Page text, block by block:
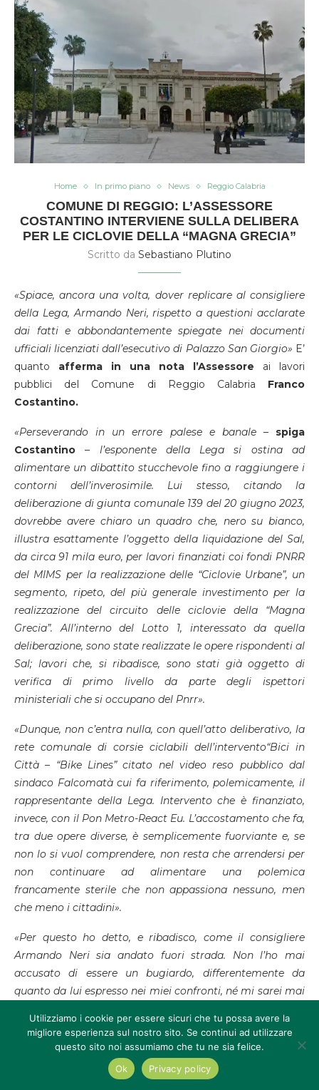
Home In primo piano News Reggio Calabria
COMUNE DI REGGIO: L’ASSESSORE
COSTANTINO INTERVIENE SULLA DELIBERA
PER LE CICLOVIE DELLA “MAGNA GRECIA”
Scritto da Sebastiano Plutino
«Spiace, ancora una volta, dover replicare al consigliere
della Lega, Armando Neri, rispetto a questioni acclarate
dai fatti e abbondantemente spiegate nei documenti
ufficiali licenziati dall’esecutivo di Palazzo San Giorgio» E’
quanto afferma in una nota l’Assessore ai lavori
pubblici del Comune di Reggio Calabria Franco
Costantino.
«Perseverando in un errore palese e banale– spiga
Costantino – l’esponente della Lega si ostina ad
alimentare un dibattito stucchevole fino a raggiungere i
contorni dell’inverosimile. Lui stesso, citando la
deliberazione di giunta comunale 139 del 20 giugno 2023,
dovrebbe avere chiaro un quadro che, nero su bianco,
illustra esattamente l’oggetto della liquidazione del Sal,
da circa 91 mila euro, per lavori finanziati coi fondi PNRR
del MIMS per la realizzazione delle “Ciclovie Urbane”, un
segmento, ripeto, del più generale investimento per la
realizzazione del circuito delle ciclovie della “Magna
Grecia”. All’interno del Lotto 1, interessato da quella
deliberazione, sono state realizzate le opere rispondenti al
Sal; lavori che, si ribadisce, sono stati già oggetto di
verifica di primo livello da parte degli ispettori
ministeriali che si occupano del Pnrr».
«Dunque, non c’entra nulla, con quell’atto deliberativo, la
rete comunale di corsie ciclabili dell’intervento“Bici in
Città – “Bike Lines” citato nel video reso pubblico dal
sindaco Falcomatà cui fa riferimento, polemicamente, il
rappresentante della Lega. Intervento che è finanziato,
invece, con il Pon Metro-React Eu. L’accostamento che fa,
tra due opere diverse, è semplicemente fuorviante e, se
non lo si vuol comprendere, non resta che arrendersi per
non continuare ad alimentare una polemica
francamente sterile che non appassiona nessuno, men
che meno i cittadini».
«Per questo ho detto, e ribadisco, come il consigliere
Armando Neri sia andato fuori strada. Non l’ho mai
accusato di essere un bugiardo, differentemente da
quanto da lui espresso nei miei confronti, né mi sarei mai
gli ho dato invitandolo a leggere meglio le carte per
evitare di generare la confusione che si è, invece,
generata. Prima, però, vorrei tranquillizzare il consigliere
Neri su un punto solo: sono abituato a non affidarmi ai
Utilizziamo i cookie per essere sicuri che tu possa avere la
migliore esperienza sul nostro sito. Se continui ad utilizzare
questo sito noi assumiamo che tu ne sia felice.
Ok
Privacy policy